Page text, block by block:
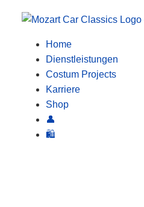
Zum
springenHome
Dienstleistungen
Costum Projects
Karriere
Shop
👤
🛍️